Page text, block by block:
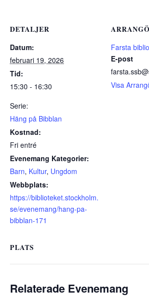
DETALJER
Datum:
februari 19, 2026
Tid:
15:30 - 16:30
Serie:
Häng på Bibblan
Kostnad:
Fri entré
Evenemang Kategorier:
Barn, Kultur, Ungdom
Webbplats:
https://biblioteket.stockholm.
se/evenemang/hang-pa-
bibblan-171
Farsta
E-post
Visa
PLATS
Relaterade Evenemang